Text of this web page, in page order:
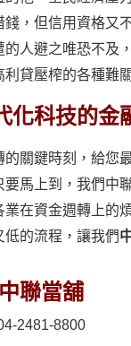
，但信用資格又
的人避之唯恐不及
貸壓榨的各種難
化科技的金
關鍵時刻，給您
要馬上到，我們中
業在資金週轉上的
的流程，讓我們
聯當舖
2481-8800